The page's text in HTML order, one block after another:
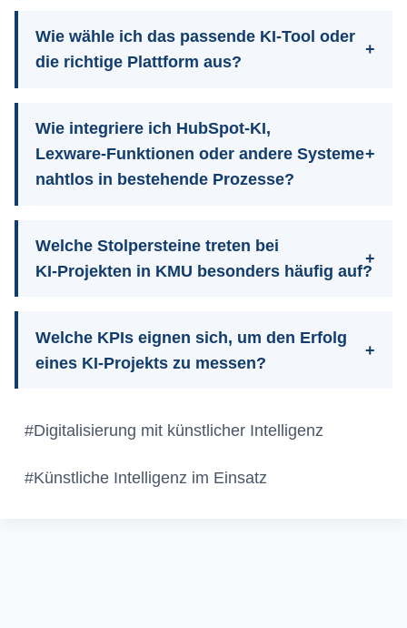
Wie wähle ich das passende KI‑Tool oder
die richtige Plattform aus?
Wie integriere ich HubSpot‑KI,
Lexware‑Funktionen oder andere Systeme
nahtlos in bestehende Prozesse?
Welche Stolpersteine treten bei
KI‑Projekten in KMU besonders häufig auf?
Welche KPIs eignen sich, um den Erfolg
eines KI‑Projekts zu messen?
Schlagworte:
#Digitalisierung mit künstlicher Intelligenz
#Künstliche Intelligenz im Einsatz